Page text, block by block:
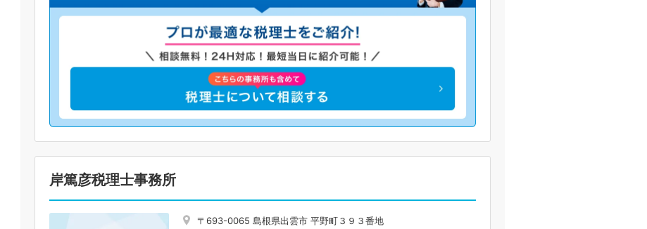
岸篤彦税理士事務所
〒693-0065 島根県出雲市 平野町３９３番地